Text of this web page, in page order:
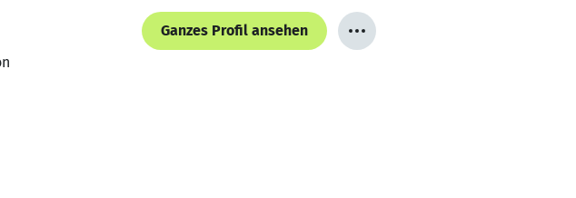
Ganzes Profil ansehen